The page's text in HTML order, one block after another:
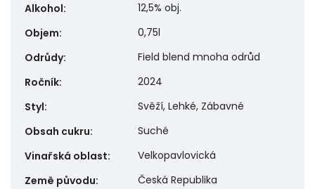
Alkohol:
12,5% obj.
Objem:
0,75l
Odrůdy:
Field blend mnoha odrůd
Ročník:
2024
Styl:
Svěží, Lehké, Zábavné
Obsah cukru:
Suché
Vinařská oblast:
Velkopavlovická
Země původu: Česká Republika